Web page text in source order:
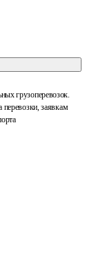
грузоперевозок.
перевозки, заявкам